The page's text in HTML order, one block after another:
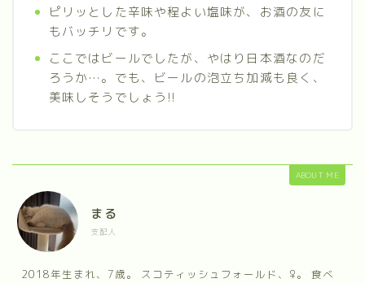
ピリッとした辛味や程よい塩味が、お酒の友に
もバッチリです。
ここではビールでしたが、やはり日本酒なのだ
ろうか…。でも、ビールの泡立ち加減も良く、
美味しそうでしょう!!
ABOUT ME
まる
支配人
2018年生まれ、7歳。 スコティッシュフォールド、♀。 食べ